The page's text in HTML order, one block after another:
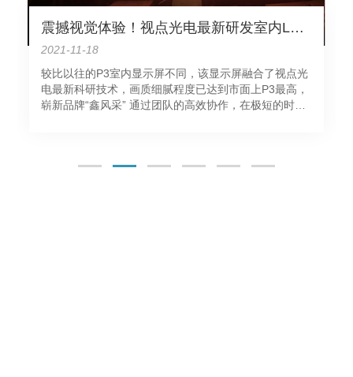
震撼视觉体验！视点光电最新研发室内LED显示屏成功在广州点亮
2021-11-18
较比以往的P3室内显示屏不同，该显示屏融合了视点光
电最新科研技术，画质细腻程度已达到市面上P3最高，
崭新品牌“鑫风采” 通过团队的高效协作，在极短的时间